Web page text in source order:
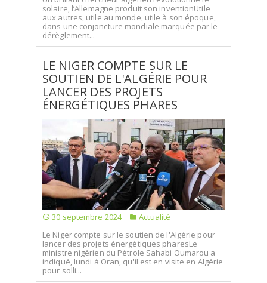
solaire, l’Allemagne produit son inventionUtile
aux autres, utile au monde, utile à son époque,
dans une conjoncture mondiale marquée par le
dérèglement...
LE NIGER COMPTE SUR LE
SOUTIEN DE L'ALGÉRIE POUR
LANCER DES PROJETS
ÉNERGÉTIQUES PHARES
30 septembre 2024
Actualité
Le Niger compte sur le soutien de l'Algérie pour
lancer des projets énergétiques pharesLe
ministre nigérien du Pétrole Sahabi Oumarou a
indiqué, lundi à Oran, qu'il est en visite en Algérie
pour solli...